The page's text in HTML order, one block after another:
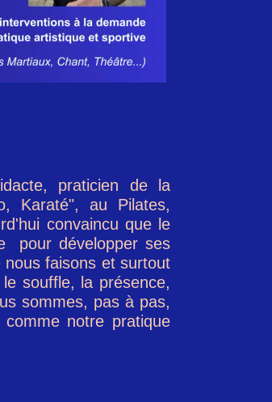
praticien de la
Karaté", au Pilates,
convaincu que le
pour développer ses
faisons et surtout
souffle, la présence,
sommes, pas à pas,
notre pratique